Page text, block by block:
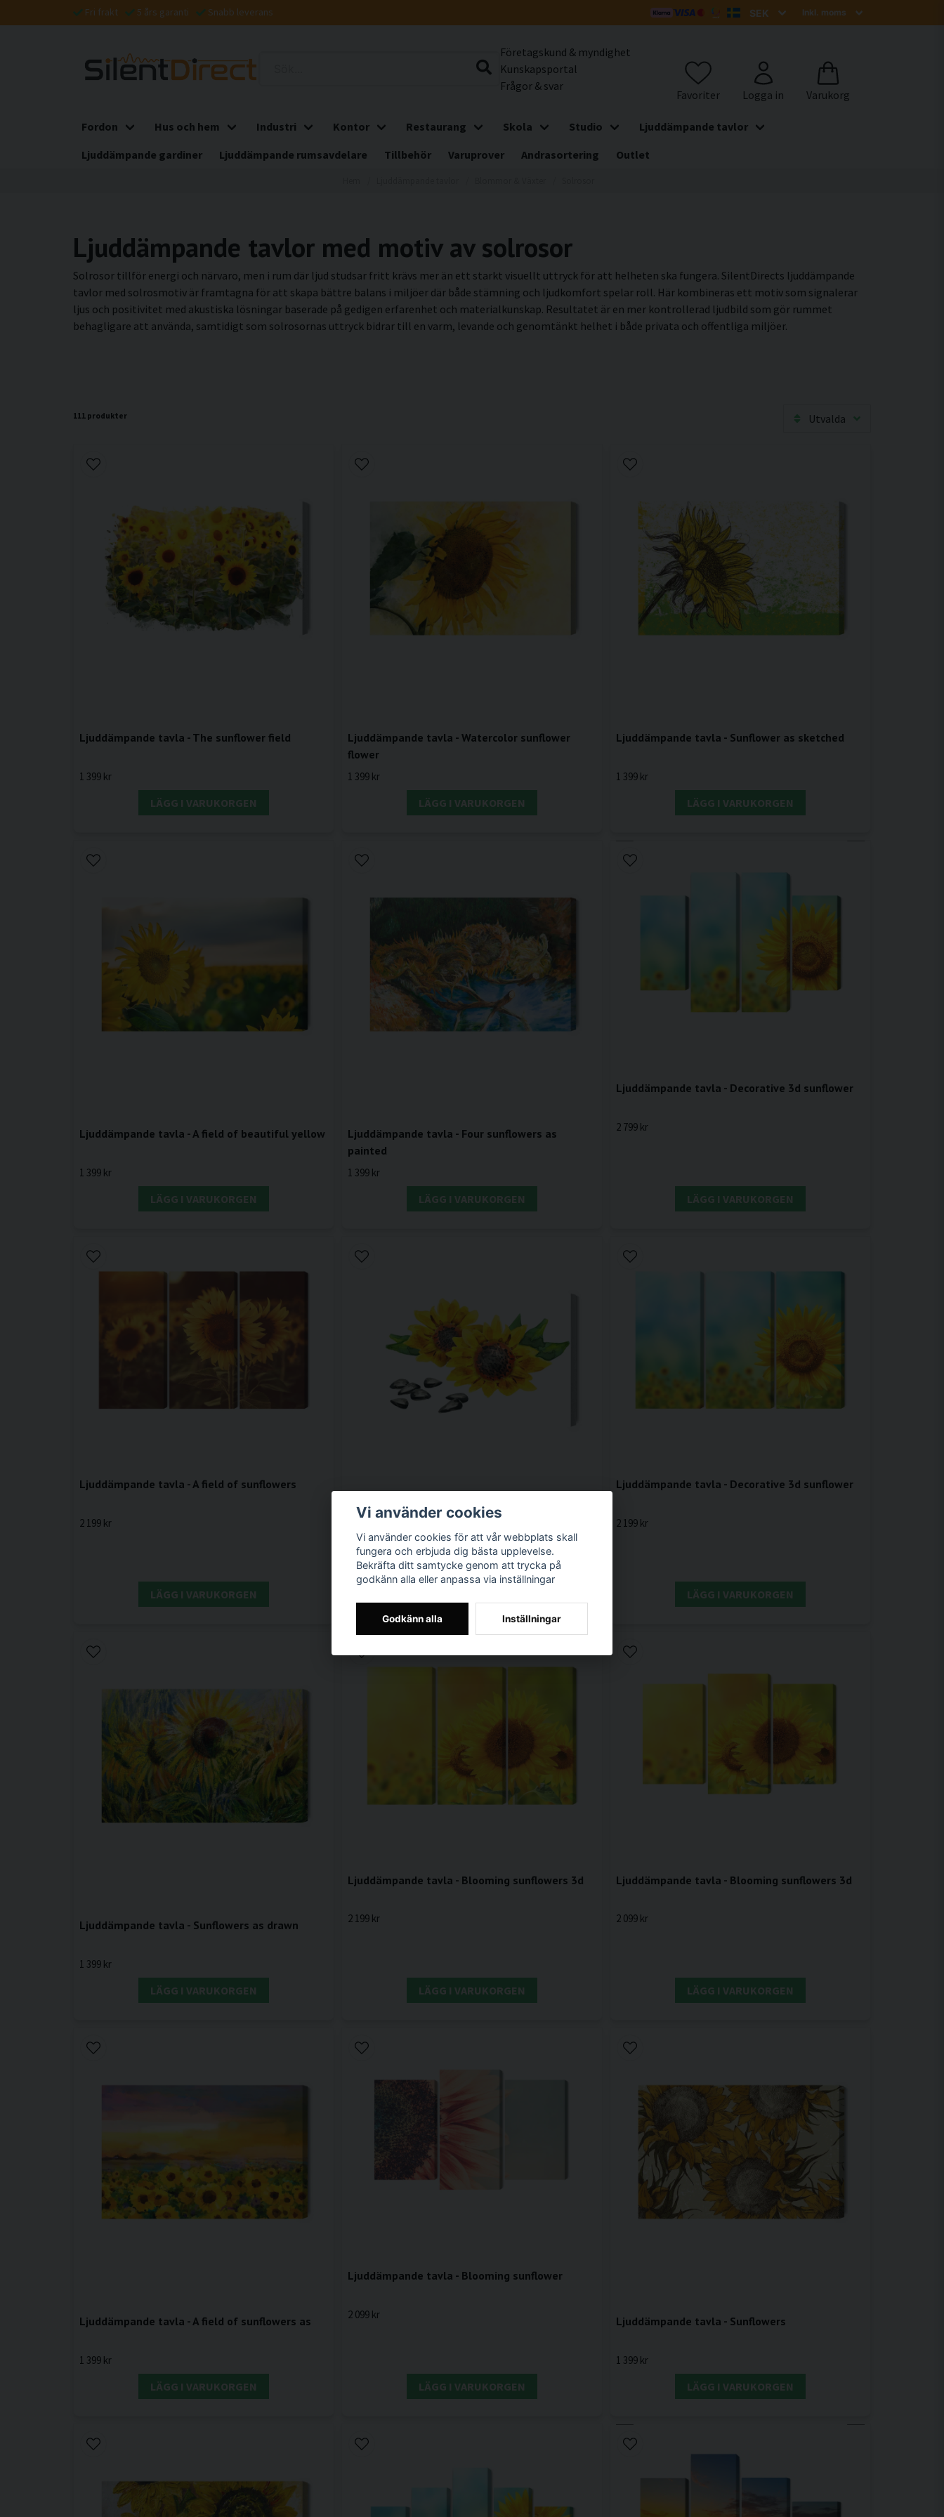
Fri frakt 5 års garanti Snabb leverans
Företagskund & myndighet
Kunskapsportal
Frågor & svar
Fordon Hus och hem Industri Kontor Restaurang Skola Studio
Ljuddämpande tavlor
Ljuddämpande gardiner
Ljuddämpande rumsavdelare Tillbehör Varuprover Andrasortering Outlet
Ljuddämpande tavlor med motiv av solrosor
Solrosor tillför energi och närvaro, men i rum där ljud studsar fritt krävs mer än ett starkt visuellt uttryck för att helheten ska fungera. SilentDirects ljuddämpande
tavlor med solrosmotiv är framtagna för att skapa bättre balans i miljöer där både stämning och ljudkomfort spelar roll. Här kombineras ett motiv som signalerar
ljus och positivitet med akustiska lösningar baserade på gedigen erfarenhet och materialkunskap. Resultatet är en mer kontrollerad ljudbild som gör rummet
behagligare att använda, samtidigt som solrosornas uttryck bidrar till en varm, levande och genomtänkt helhet i både privata och offentliga miljöer.
111 produkter Utvalda
Ljuddämpande tavla - The sunflower field
1 399 kr
LÄGG I VARUKORGEN
Ljuddämpande tavla - Watercolor sunflower
flower
1 399 kr
LÄGG I VARUKORGEN
Ljuddämpande tavla - Sunflower as sketched
1 399 kr
LÄGG I VARUKORGEN
Ljuddämpande tavla - A field of beautiful yellow
1 399 kr
LÄGG I VARUKORGEN
Ljuddämpande tavla - Four sunflowers as
painted
1 399 kr
LÄGG I VARUKORGEN
Ljuddämpande tavla - Decorative 3d sunflower
2 799 kr
LÄGG I VARUKORGEN
Ljuddämpande tavla - A field of sunflowers
2 199 kr
LÄGG I VARUKORGEN
Ljuddämpande tavla - Flowers and sunflower
seeds
1 399 kr
Ljuddämpande tavla - Decorative 3d sunflower
2 199 kr
LÄGG I VARUKORGEN
Ljuddämpande tavla - Sunflowers as drawn
1 399 kr
LÄGG I VARUKORGEN
Ljuddämpande tavla - Blooming sunflowers 3d
2 199 kr
LÄGG I VARUKORGEN
Ljuddämpande tavla - Blooming sunflowers 3d
2 099 kr
LÄGG I VARUKORGEN
Ljuddämpande tavla - A field of sunflowers as
1 399 kr
LÄGG I VARUKORGEN
Ljuddämpande tavla - Blooming sunflower
2 099 kr
LÄGG I VARUKORGEN
Ljuddämpande tavla - Sunflowers
1 399 kr
LÄGG I VARUKORGEN
Vi använder cookies
Vi använder cookies för att vår webbplats skall
fungera och erbjuda dig bästa upplevelse.
Bekräfta ditt samtycke genom att trycka på
godkänn alla eller anpassa via inställningar
Godkänn alla Inställningar